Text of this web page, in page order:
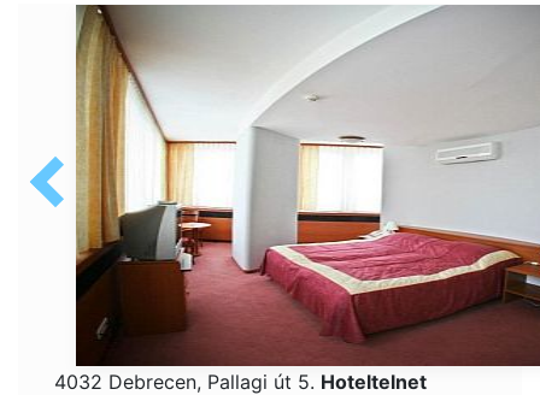
4032 Debrecen, Pallagi út 5. Hoteltelnet